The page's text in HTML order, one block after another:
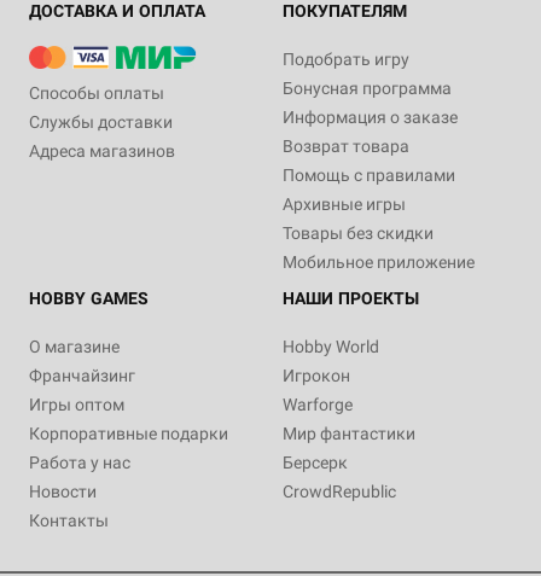
ДОСТАВКА И ОПЛАТА
Способы оплаты
Службы доставки
Адреса магазинов
ПОКУПАТЕЛЯМ
Подобрать игру
Бонусная программа
Информация о заказе
Возврат товара
Помощь с правилами
Архивные игры
Товары без скидки
Мобильное приложение
HOBBY GAMES
О магазине
Франчайзинг
Игры оптом
Корпоративные подарки
Работа у нас
Новости
Контакты
НАШИ ПРОЕКТЫ
Hobby World
Игрокон
Warforge
Мир фантастики
Берсерк
CrowdRepublic